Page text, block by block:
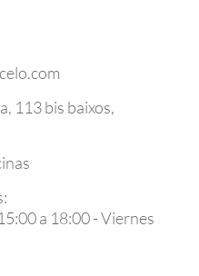
113 bis baixos,
a 18:00 - Viernes